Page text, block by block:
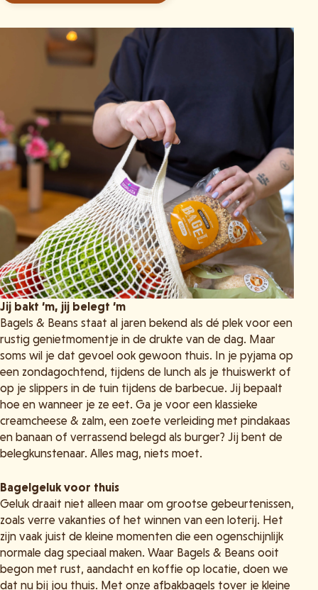
Jij bakt ‘m, jij belegt ‘m
Bagels & Beans staat al jaren bekend als dé plek voor een
rustig genietmomentje in de drukte van de dag. Maar
soms wil je dat gevoel ook gewoon thuis. In je pyjama op
een zondagochtend, tijdens de lunch als je thuiswerkt of
op je slippers in de tuin tijdens de barbecue. Jij bepaalt
hoe en wanneer je ze eet. Ga je voor een klassieke
creamcheese & zalm, een zoete verleiding met pindakaas
en banaan of verrassend belegd als burger? Jij bent de
belegkunstenaar. Alles mag, niets moet.
Bagelgeluk voor thuis
Geluk draait niet alleen maar om grootse gebeurtenissen,
zoals verre vakanties of het winnen van een loterij. Het
zijn vaak juist de kleine momenten die een ogenschijnlijk
normale dag speciaal maken. Waar Bagels & Beans ooit
begon met rust, aandacht en koffie op locatie, doen we
dat nu bij jou thuis. Met onze afbakbagels tover je kleine